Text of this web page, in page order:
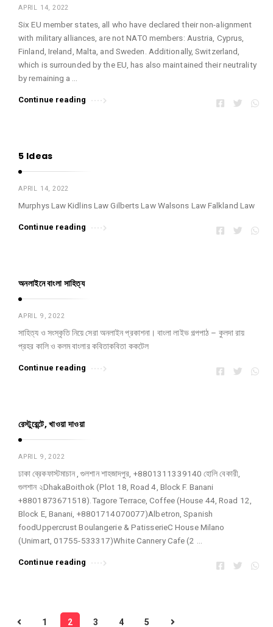
APRIL 14, 2022
Six EU member states, all who have declared their non-alignment
with military alliances, are not NATO members: Austria, Cyprus,
Finland, Ireland, Malta, and Sweden. Additionally, Switzerland,
which is surrounded by the EU, has also maintained their neutrality
by remaining a …
Continue reading
5 Ideas
APRIL 14, 2022
Murphys Law Kidlins Law Gilberts Law Walsons Law Falkland Law
Continue reading
অনলাইনে বাংলা সাহিত্য
APRIL 9, 2022
সাহিত্য ও সংস্কৃতি নিয়ে সেরা অনলাইন প্রকাশনা। বাংলা লাইভ গল্পপাঠ – কুলদা রায়
প্রহর কালি ও কলম বাংলার কবিতাকবিতা ককটেল
Continue reading
রেস্টুরেন্টে, খাওয়া দাওয়া
APRIL 9, 2022
ঢাকা ব্রেকফাস্টমাচান , গুলশান শাহজাদপুর, +8801311339140 হোলি বেকারী,
গুলশান ২DhakaBoithok (Plot 18, Road 4, Block F. Banani
+8801873671518).Tagore Terrace, Coffee (House 44, Road 12,
Block E, Banani, +8801714070077)Albetron, Spanish
foodUppercrust Boulangerie & PatisserieC House Milano
(Unimart, 01755-533317)White Cannery Cafe (2 …
Continue reading
P 1 2 3 4 5